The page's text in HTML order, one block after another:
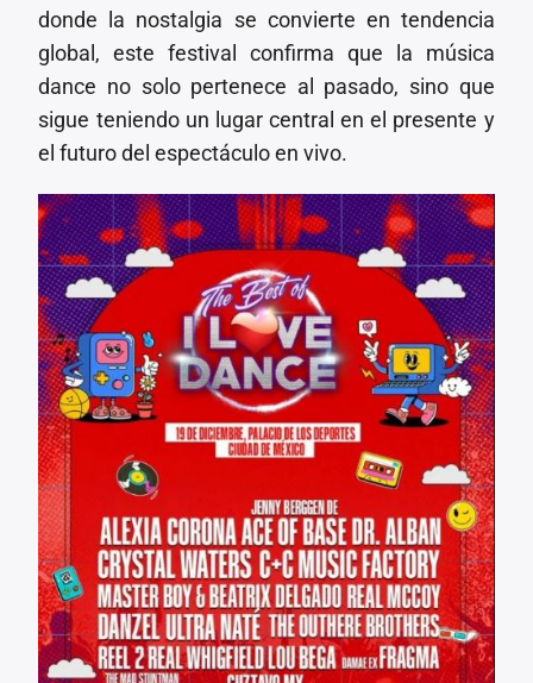
donde la nostalgia se convierte en tendencia
global, este festival confirma que la música
dance no solo pertenece al pasado, sino que
sigue teniendo un lugar central en el presente y
el futuro del espectáculo en vivo.